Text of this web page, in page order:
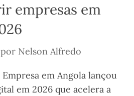
empresas em
por Nelson Alfredo
em Angola lançou
em 2026 que acelera a